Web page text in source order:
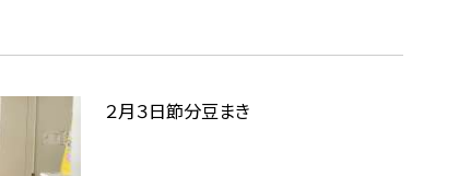
２月３日節分豆まき